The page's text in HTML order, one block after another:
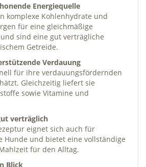
Energiequelle
komplexe Kohlenhydrate und
für eine gleichmäßige
sind eine gut verträgliche
Getreide.
Verdauung
für ihre verdauungsfördernden
Gleichzeitig liefert sie
sowie Vitamine und
verträglich
eignet sich auch für
Hunde und bietet eine vollständige
für den Alltag.
Blick